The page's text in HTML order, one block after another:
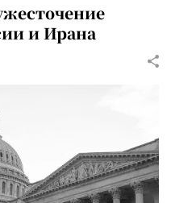
и Ирана